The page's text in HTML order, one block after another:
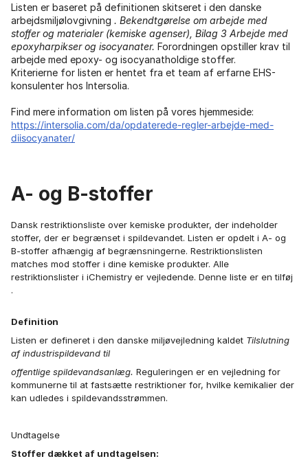
Listen er baseret på definitionen skitseret i den danske
arbejdsmiljølovgivning . Bekendtgørelse om arbejde med
stoffer og materialer (kemiske agenser), Bilag 3 Arbejde med
epoxyharpikser og isocyanater. Forordningen opstiller krav til
arbejde med epoxy- og isocyanatholdige stoffer.
Kriterierne for listen er hentet fra et team af erfarne EHS-
konsulenter hos Intersolia.
Find mere information om listen på vores hjemmeside:
https://intersolia.com/da/opdaterede-regler-arbejde-med-
diisocyanater/
A- og B-stoffer
Dansk restriktionsliste over kemiske produkter, der indeholder
stoffer, der er begrænset i spildevandet. Listen er opdelt i A- og
B-stoffer afhængig af begrænsningerne. Restriktionslisten
matches mod stoffer i dine kemiske produkter. Alle
restriktionslister i iChemistry er vejledende. Denne liste er en tilføj
.
Definition
Listen er defineret i den danske miljøvejledning kaldet Tilslutning
af industrispildevand til
offentlige spildevandsanlæg. Reguleringen er en vejledning for
kommunerne til at fastsætte restriktioner for, hvilke kemikalier der
kan udledes i spildevandsstrømmen.
Undtagelse
Stoffer dækket af undtagelsen: